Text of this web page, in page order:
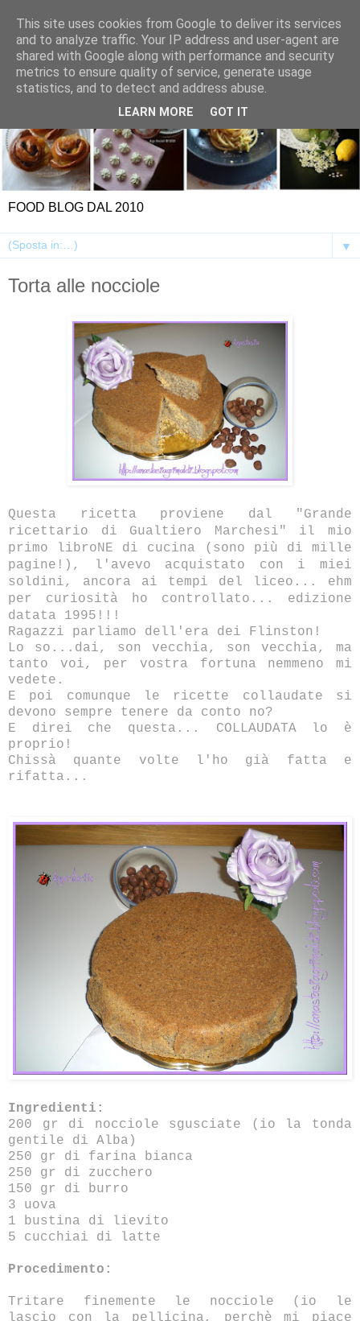
FOOD BLOG DAL 2010
▼
Torta alle nocciole
Questa ricetta proviene dal "Grande
ricettario di Gualtiero Marchesi" il mio
primo libroNE di cucina (sono più di mille
pagine!), l'avevo acquistato con i miei
soldini, ancora ai tempi del liceo... ehm
per curiosità ho controllato... edizione
datata 1995!!!
Ragazzi parliamo dell'era dei Flinston!
Lo so...dai, son vecchia, son vecchia, ma
tanto voi, per vostra fortuna nemmeno mi
vedete.
E poi comunque le ricette collaudate si
devono sempre tenere da conto no?
E direi che questa... COLLAUDATA lo è
proprio!
Chissà quante volte l'ho già fatta e
rifatta...
Ingredienti:
200 gr di nocciole sgusciate (io la tonda
gentile di Alba)
250 gr di farina bianca
250 gr di zucchero
150 gr di burro
3 uova
1 bustina di lievito
5 cucchiai di latte
Procedimento:
Tritare finemente le nocciole (io le
lascio con la pellicina, perchè mi piace
This site uses cookies from Google to deliver its services
and to analyze traffic. Your IP address and user-agent are
shared with Google along with performance and security
metrics to ensure quality of service, generate usage
statistics, and to detect and address abuse.
LEARN MORE GOT IT